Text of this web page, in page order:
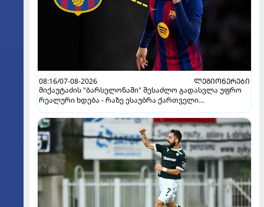
08:16/07-08-2026
ᲚᲔᲒᲘᲝᲜᲔᲠᲔᲑᲘ
მიქაუტაძის "ბარსელონაში" შესაძლო გადასვლა უფრო
რეალური ხდება - რაზე ესაუბრა ქართველი